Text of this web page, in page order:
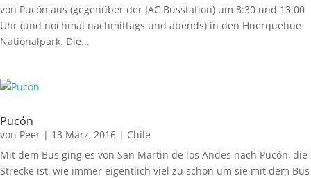
von Pucón aus (gegenüber der JAC Busstation) um 8:30 und 13:00
Uhr (und nochmal nachmittags und abends) in den Huerquehue
Nationalpark. Die...
Pucón
von Peer | 13 März, 2016 | Chile
Mit dem Bus ging es von San Martin de los Andes nach Pucón, die
Strecke ist, wie immer eigentlich viel zu schön um sie mit dem Bus